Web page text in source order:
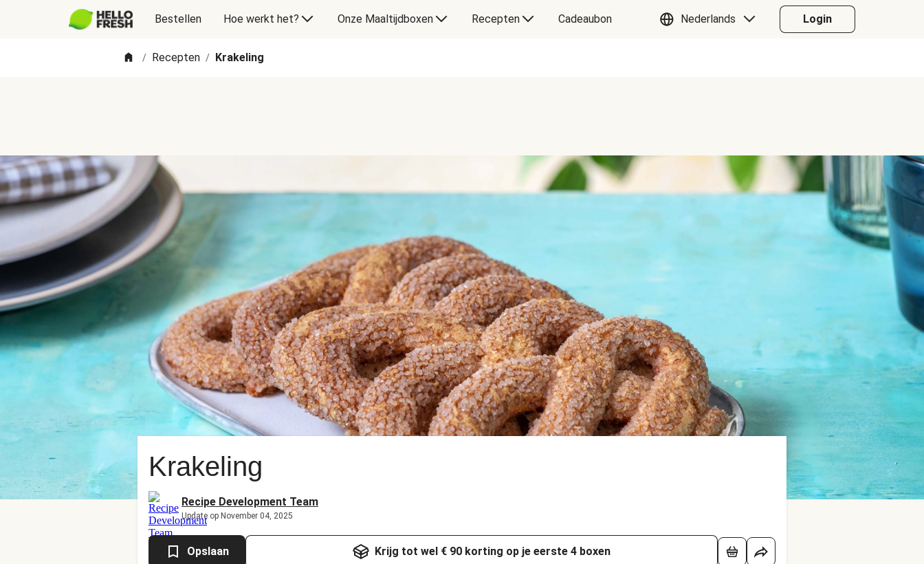
Bestellen Hoe werkt het? Onze Maaltijdboxen Recepten Cadeaubon Nederlands Login
/ Recepten / Krakeling
Krakeling
Recipe Development Team
Update op November 04, 2025
Opslaan Krijg tot wel € 90 korting op je eerste 4 boxen